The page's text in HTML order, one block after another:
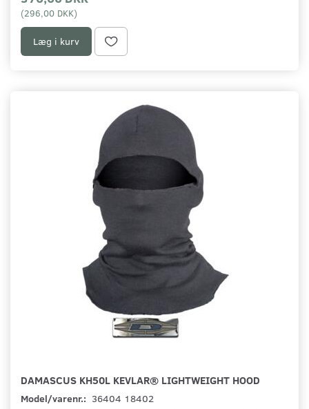
(296,00 DKK)
Læg i kurv
DAMASCUS KH50L KEVLAR® LIGHTWEIGHT HOOD
Model/varenr.: 36404 18402